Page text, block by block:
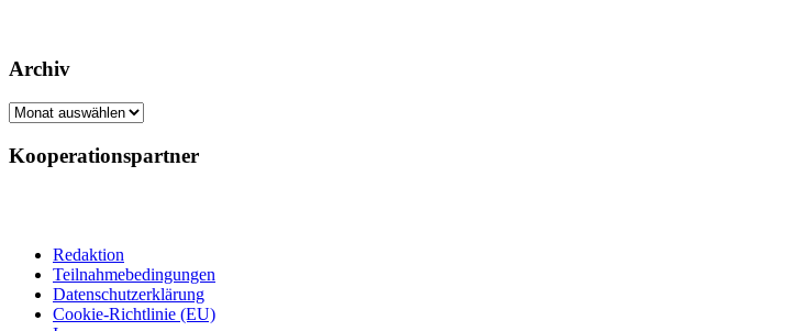
Archiv
Archiv
Kooperationspartner
Redaktion
Teilnahmebedingungen
Datenschutzerklärung
Cookie-Richtlinie (EU)